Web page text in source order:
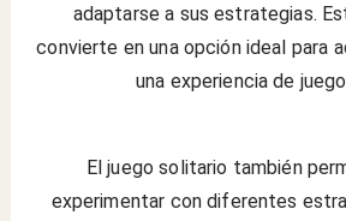
adaptarse a sus estrategias.
convierte en una opción ideal para
una experiencia de
El juego solitario también
experimentar con diferentes